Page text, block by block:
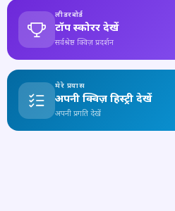
लीडरबोर्ड
टॉप स्कोरर देखें
सर्वश्रेष्ठ क्विज़ प्रदर्शन
मेरे प्रयास
अपनी क्विज़ हिस्ट्री देखें
अपनी प्रगति देखें